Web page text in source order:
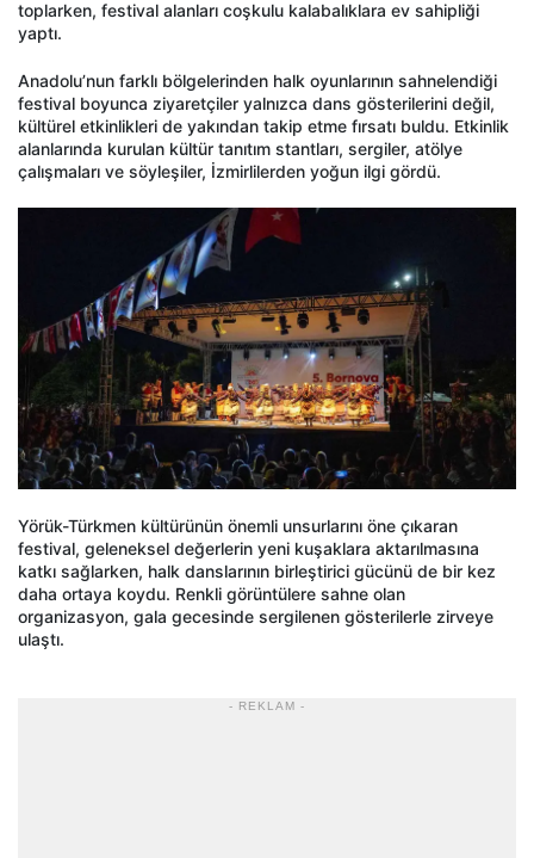
toplarken, festival alanları coşkulu kalabalıklara ev sahipliği
yaptı.
Anadolu’nun farklı bölgelerinden halk oyunlarının sahnelendiği
festival boyunca ziyaretçiler yalnızca dans gösterilerini değil,
kültürel etkinlikleri de yakından takip etme fırsatı buldu. Etkinlik
alanlarında kurulan kültür tanıtım stantları, sergiler, atölye
çalışmaları ve söyleşiler, İzmirlilerden yoğun ilgi gördü.
Yörük-Türkmen kültürünün önemli unsurlarını öne çıkaran
festival, geleneksel değerlerin yeni kuşaklara aktarılmasına
katkı sağlarken, halk danslarının birleştirici gücünü de bir kez
daha ortaya koydu. Renkli görüntülere sahne olan
organizasyon, gala gecesinde sergilenen gösterilerle zirveye
ulaştı.
- REKLAM -